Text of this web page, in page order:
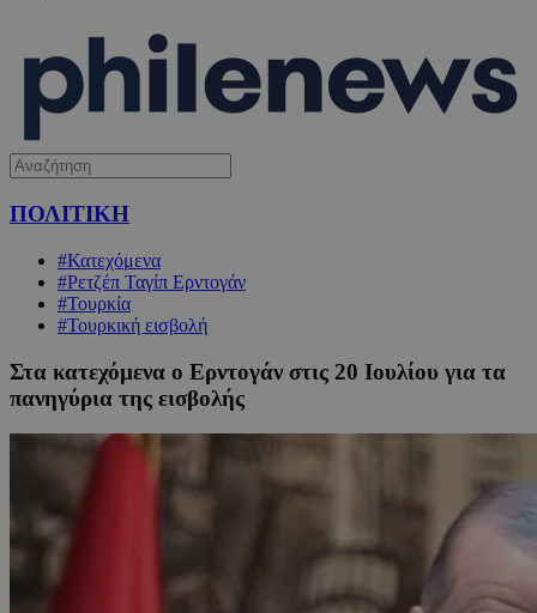
ΠΟΛΙΤΙΚΗ
#Κατεχόμενα
#Ρετζέπ Ταγίπ Ερντογάν
#Τουρκία
#Τουρκική εισβολή
Στα κατεχόμενα ο Ερντογάν στις 20 Ιουλίου για τα
πανηγύρια της εισβολής